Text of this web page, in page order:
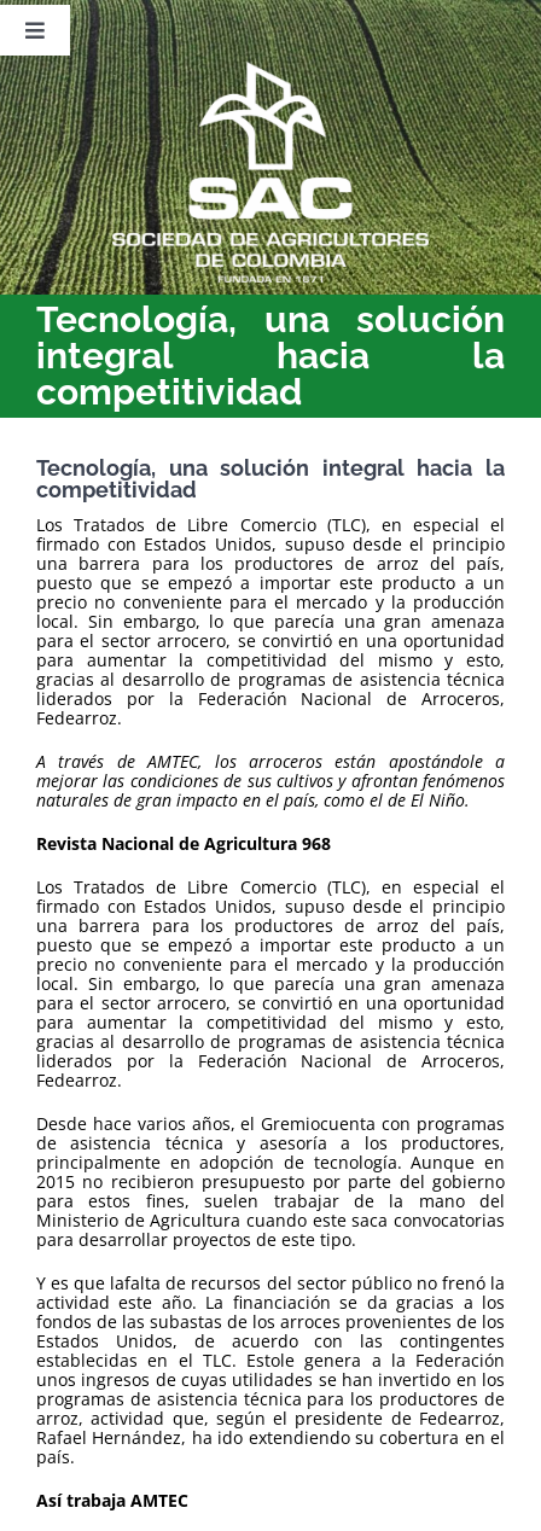
Saltar
contenido
Toggle
Navigation
Nosotros
Publicaciones
Sala de Prensa
Eventos
Tecnología, una solución
integral hacia la
competitividad
Tecnología, una solución integral hacia la
competitividad
Los Tratados de Libre Comercio (TLC), en especial el
firmado con Estados Unidos, supuso desde el principio
una barrera para los productores de arroz del país,
puesto que se empezó a importar este producto a un
precio no conveniente para el mercado y la producción
local. Sin embargo, lo que parecía una gran amenaza
para el sector arrocero, se convirtió en una oportunidad
para aumentar la competitividad del mismo y esto,
gracias al desarrollo de programas de asistencia técnica
liderados por la Federación Nacional de Arroceros,
Fedearroz.
A través de AMTEC, los arroceros están apostándole a
mejorar las condiciones de sus cultivos y afrontan fenómenos
naturales de gran impacto en el país, como el de El Niño.
Revista Nacional de Agricultura 968
Los Tratados de Libre Comercio (TLC), en especial el
firmado con Estados Unidos, supuso desde el principio
una barrera para los productores de arroz del país,
puesto que se empezó a importar este producto a un
precio no conveniente para el mercado y la producción
local. Sin embargo, lo que parecía una gran amenaza
para el sector arrocero, se convirtió en una oportunidad
para aumentar la competitividad del mismo y esto,
gracias al desarrollo de programas de asistencia técnica
liderados por la Federación Nacional de Arroceros,
Fedearroz.
Desde hace varios años, el Gremiocuenta con programas
de asistencia técnica y asesoría a los productores,
principalmente en adopción de tecnología. Aunque en
2015 no recibieron presupuesto por parte del gobierno
para estos fines, suelen trabajar de la mano del
Ministerio de Agricultura cuando este saca convocatorias
para desarrollar proyectos de este tipo.
Y es que lafalta de recursos del sector público no frenó la
actividad este año. La financiación se da gracias a los
fondos de las subastas de los arroces provenientes de los
Estados Unidos, de acuerdo con las contingentes
establecidas en el TLC. Estole genera a la Federación
unos ingresos de cuyas utilidades se han invertido en los
programas de asistencia técnica para los productores de
arroz, actividad que, según el presidente de Fedearroz,
Rafael Hernández, ha ido extendiendo su cobertura en el
país.
Así trabaja AMTEC